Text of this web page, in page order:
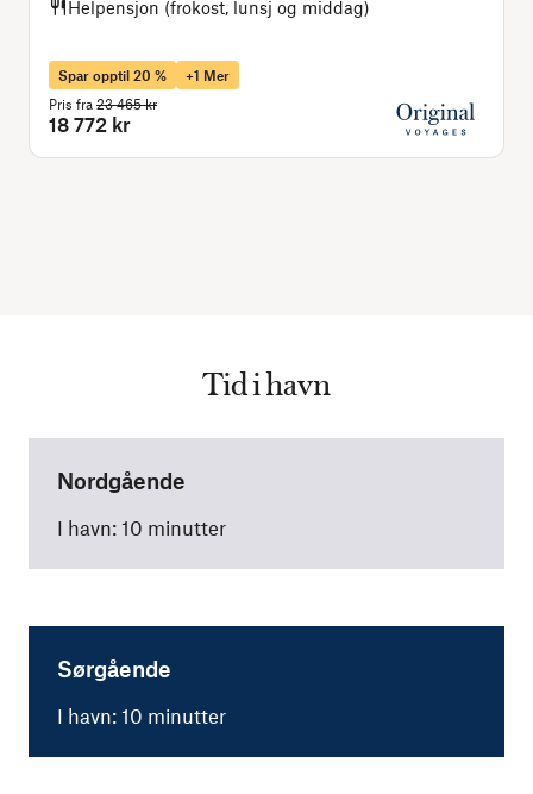
Helpensjon (frokost, lunsj og middag)
Spar opptil 20 %
+1 Mer
Pris fra 23 465 kr
18 772 kr
Tid i havn
Nordgående
I havn: 10 minutter
Sørgående
I havn: 10 minutter